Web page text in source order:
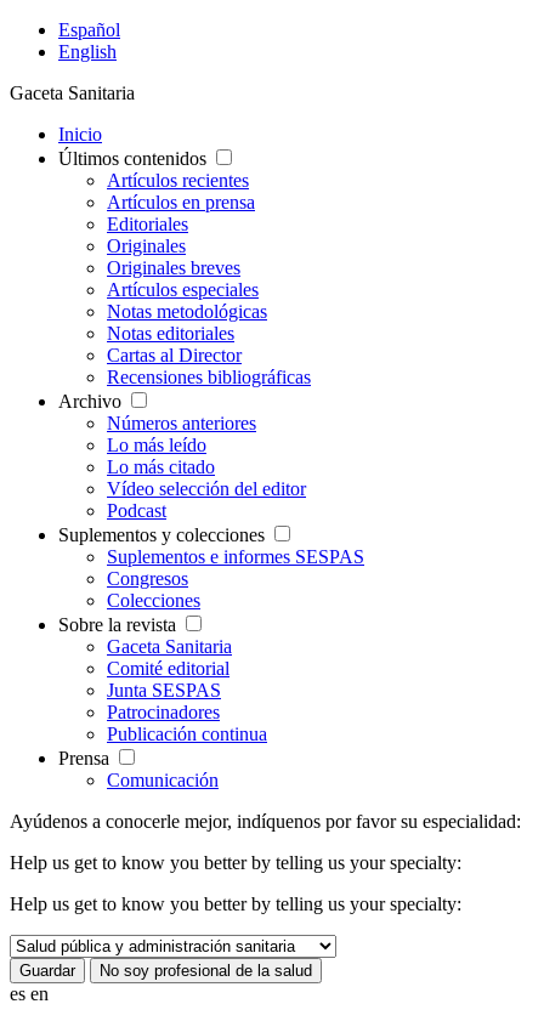
Español
English
Gaceta Sanitaria
Inicio
Últimos contenidos
Artículos recientes
Artículos en prensa
Editoriales
Originales
Originales breves
Artículos especiales
Notas metodológicas
Notas editoriales
Cartas al Director
Recensiones bibliográficas
Archivo
Números anteriores
Lo más leído
Lo más citado
Vídeo selección del editor
Podcast
Suplementos y colecciones
Suplementos e informes SESPAS
Congresos
Colecciones
Sobre la revista
Gaceta Sanitaria
Comité editorial
Junta SESPAS
Patrocinadores
Publicación continua
Prensa
Comunicación
Ayúdenos a conocerle mejor, indíquenos por favor su especialidad:
Help us get to know you better by telling us your specialty:
Help us get to know you better by telling us your specialty:
es en